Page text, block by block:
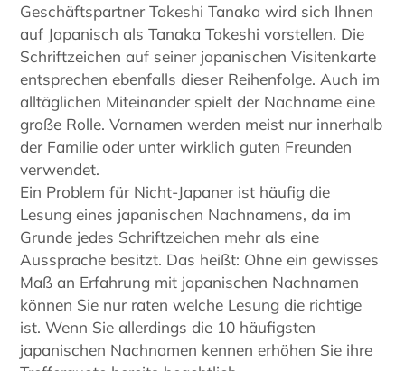
Geschäftspartner Takeshi Tanaka wird sich Ihnen
auf Japanisch als Tanaka Takeshi vorstellen. Die
Schriftzeichen auf seiner japanischen Visitenkarte
entsprechen ebenfalls dieser Reihenfolge. Auch im
alltäglichen Miteinander spielt der Nachname eine
große Rolle. Vornamen werden meist nur innerhalb
der Familie oder unter wirklich guten Freunden
verwendet.
Ein Problem für Nicht-Japaner ist häufig die
Lesung eines japanischen Nachnamens, da im
Grunde jedes Schriftzeichen mehr als eine
Aussprache besitzt. Das heißt: Ohne ein gewisses
Maß an Erfahrung mit japanischen Nachnamen
können Sie nur raten welche Lesung die richtige
ist. Wenn Sie allerdings die 10 häufigsten
japanischen Nachnamen kennen erhöhen Sie ihre